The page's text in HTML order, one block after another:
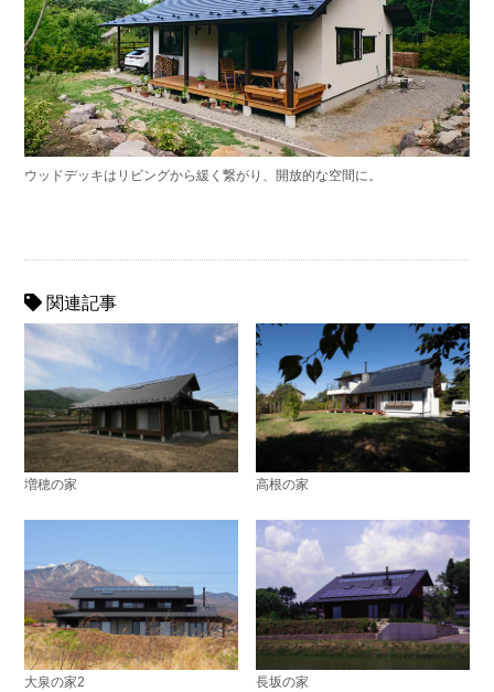
ウッドデッキはリビングから緩く繋がり、開放的な空間に。
関連記事
増穂の家 高根の家
大泉の家2 長坂の家